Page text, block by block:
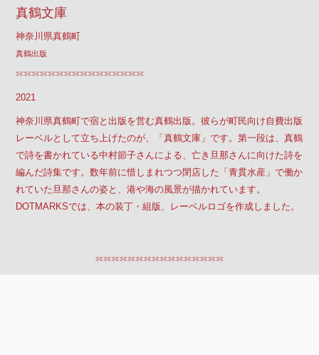
真鶴文庫
神奈川県真鶴町
真鶴出版
2021
神奈川県真鶴町で宿と出版を営む真鶴出版。彼らが町民向け自費出版
レーベルとして立ち上げたのが、「真鶴文庫」です。第一段は、真鶴
で詩を書かれている中村節子さんによる、亡き旦那さんに向けた詩を
編んだ詩集です。数年前に惜しまれつつ閉店した「青貫水産」で働か
れていた旦那さんの姿と、港や海の風景が描かれています。
DOTMARKSでは、本の装丁・組版、レーベルロゴを作成しました。